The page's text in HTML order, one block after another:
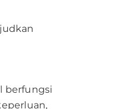
berfungsi